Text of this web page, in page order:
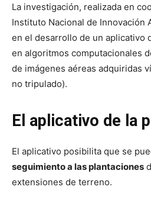
La investigación, realizada en
Instituto Nacional de Innovación
en el desarrollo de un aplicativo
en algoritmos computacionales
de imágenes aéreas adquiridas
no tripulado).
El aplicativo de la
El aplicativo posibilita que se
seguimiento a las plantaciones
extensiones de terreno.